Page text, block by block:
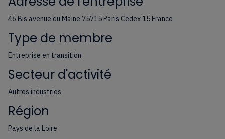
46 Bis avenue du Maine 75715 Paris Cedex 15 France
Type de membre
Entreprise en transition
Secteur d'activité
Autres industries
Région
Pays de la Loire